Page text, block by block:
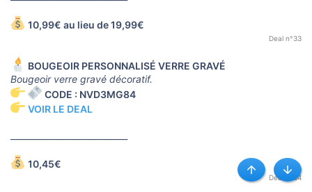
10,99€ au lieu de 19,99€
Deal n°33
BOUGEOIR PERSONNALISÉ VERRE GRAVÉ
Bougeoir verre gravé décoratif.
CODE : NVD3MG84
VOIR LE DEAL
10,45€
Deal n°34
Haut Bas